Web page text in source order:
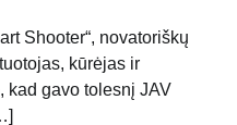
Shooter“, novatoriškų
kūrėjas ir
kad gavo tolesnį JAV